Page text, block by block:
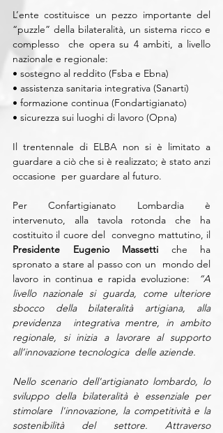
L’ente costituisce un pezzo importante del
“puzzle” della bilateralità, un sistema ricco e
complesso  che opera su 4 ambiti, a livello
nazionale e regionale:
• sostegno al reddito (Fsba e Ebna)
• assistenza sanitaria integrativa (Sanarti)
• formazione continua (Fondartigianato)
• sicurezza sui luoghi di lavoro (Opna)
Il trentennale di ELBA non si è limitato a
guardare a ciò che si è realizzato; è stato anzi
occasione  per guardare al futuro.
Per Confartigianato Lombardia è
intervenuto, alla tavola rotonda che ha
Presidente Eugenio Massetti che ha
spronato a stare al passo con un  mondo del
lavoro in continua e rapida evoluzione:
“A
livello nazionale si guarda, come ulteriore
sbocco della bilateralità artigiana, alla
previdenza  integrativa mentre, in ambito
regionale, si inizia a lavorare al supporto
all’innovazione tecnologica  delle aziende.
Nello scenario dell'artigianato lombardo, lo
sviluppo della bilateralità è essenziale per
stimolare  l'innovazione, la competitività e la
sostenibilità del settore. Attraverso